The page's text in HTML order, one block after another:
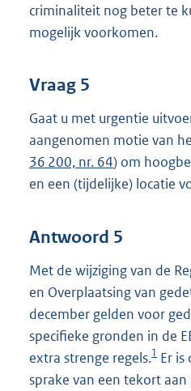
criminaliteit nog beter te
mogelijk voorkomen.
Vraag 5
Gaat u met urgentie
aangenomen motie van
36 200, nr. 64) om
en een (tijdelijke) locatie
Antwoord 5
Met de wijziging van de
en Overplaatsing van
december gelden voor
specifieke gronden in de
extra strenge regels.1 Er
sprake van een tekort